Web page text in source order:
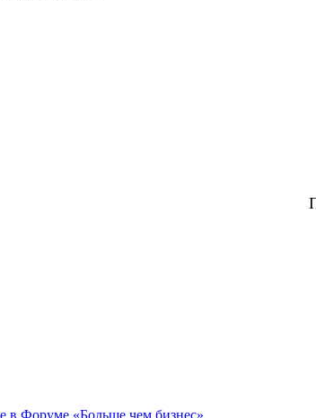
в Форуме «Больше чем бизнес»